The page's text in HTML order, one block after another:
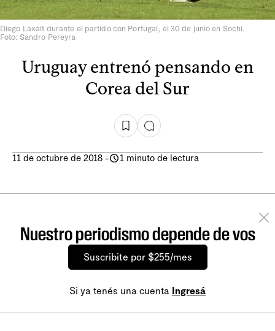
Diego Laxalt durante el partido con Portugal, el 30 de junio en Sochi.
Foto: Sandro Pereyra
Uruguay entrenó pensando en
Corea del Sur
11 de octubre de 2018 - 1 minuto de lectura
Nuestro periodismo depende de vos
Suscribite por $255/mes
Si ya tenés una cuenta Ingresá